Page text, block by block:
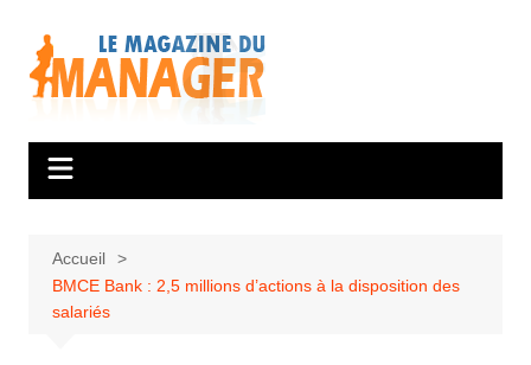
contenu
Accueil
BMCE Bank : 2,5 millions d’actions à la disposition des
salariés